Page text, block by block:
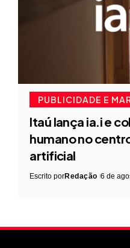
PUBLICIDADE E
Itaú lança ia.i e
humano no
artificial
Escrito porRedação 6 de